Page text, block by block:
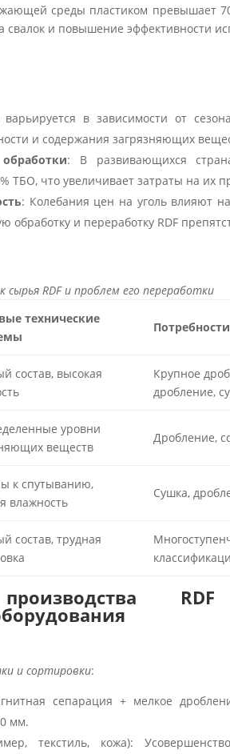
среды пластиком превышает
свалок и повышение эффективности
в зависимости от
и содержания загрязняющих
: В развивающихся
ТБО, что увеличивает затраты на их
: Колебания цен на уголь влияют
обработку и переработку RDF
RDF и проблем его переработки
технические
состав, высокая
Крупное
дробление,
уровни
веществ
Дробление,
к спутыванию,
влажность
Сушка,
состав, трудная
и сортировки:
сепарация + мелкое
мм.
текстиль, кожа):